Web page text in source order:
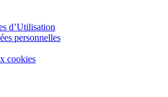
d’Utilisation
personnelles
cookies